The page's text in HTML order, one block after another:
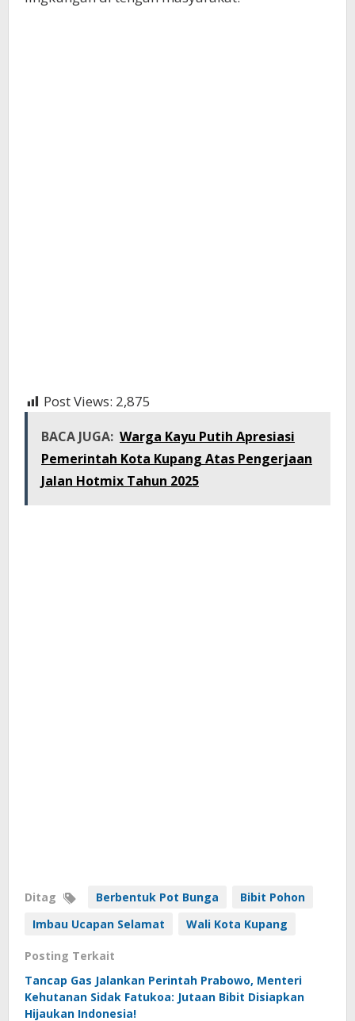
Post Views: 2,875
BACA JUGA: Warga Kayu Putih Apresiasi
Pemerintah Kota Kupang Atas Pengerjaan
Jalan Hotmix Tahun 2025
Ditag Berbentuk Pot Bunga
Bibit Pohon
Imbau Ucapan Selamat
Wali Kota Kupang
Posting Terkait
Tancap Gas Jalankan Perintah Prabowo, Menteri
Kehutanan Sidak Fatukoa: Jutaan Bibit Disiapkan
Hijaukan Indonesia!